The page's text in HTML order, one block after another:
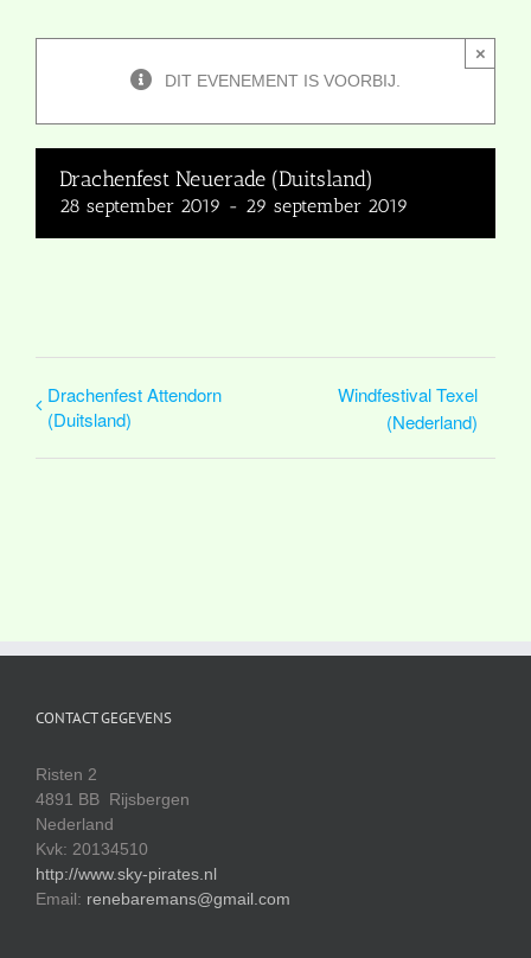
DIT EVENEMENT IS VOORBIJ.
×
Drachenfest Neuerade (Duitsland)
28 september 2019 - 29 september 2019
Drachenfest Attendorn
(Duitsland)
Windfestival Texel
(Nederland)
CONTACT GEGEVENS
Risten 2
4891 BB Rijsbergen
Nederland
Kvk: 20134510
http://www.sky-pirates.nl
Email: renebaremans@gmail.com